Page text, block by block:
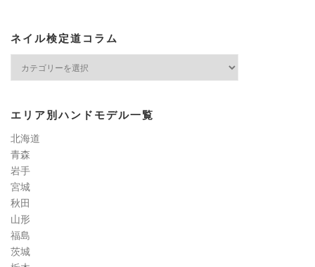
ネイル検定道コラム
定
コ
ラ
ム
エリア別ハンドモデル一覧
北海道
青森
岩手
宮城
秋田
山形
福島
茨城